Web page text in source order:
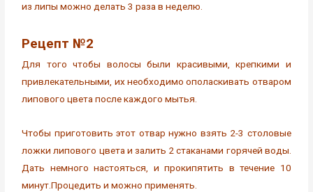
из липы можно делать 3 раза в неделю.
Рецепт №2
Для того чтобы волосы были красивыми, крепкими и
привлекательными, их необходимо ополаскивать отваром
липового цвета после каждого мытья.
Чтобы приготовить этот отвар нужно взять 2-3 столовые
ложки липового цвета и залить 2 стаканами горячей воды.
Дать немного настояться, и прокипятить в течение 10
минут.Процедить и можно применять.